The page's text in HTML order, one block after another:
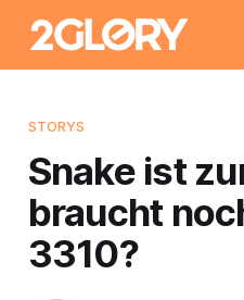
STORYS
Snake ist
braucht
3310?